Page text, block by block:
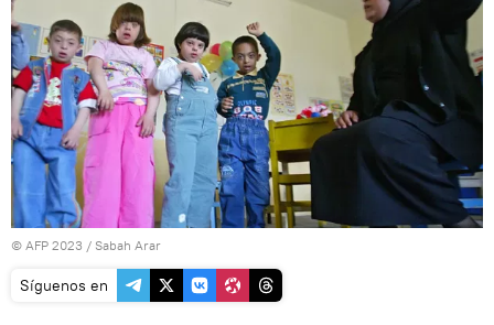
© AFP 2023 / Sabah Arar
Síguenos en